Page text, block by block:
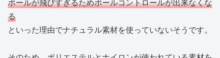
る
といった理由でナチュラル素材を使っていないそうです。